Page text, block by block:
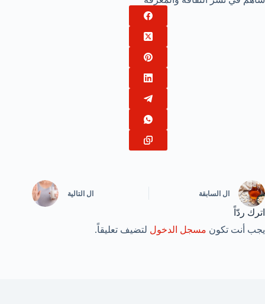
ال السابقة ال التالية
اترك ردّاً
يجب أنت تكون مسجل الدخول لتضيف تعليقاً.